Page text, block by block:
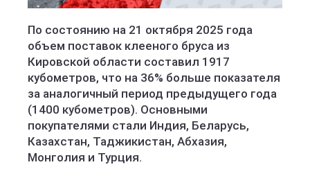
По состоянию на 21 октября 2025 года
объем поставок клееного бруса из
Кировской области составил 1917
кубометров, что на 36% больше показателя
за аналогичный период предыдущего года
(1400 кубометров). Основными
покупателями стали Индия, Беларусь,
Казахстан, Таджикистан, Абхазия,
Монголия и Турция.